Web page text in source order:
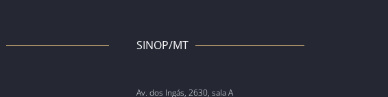
SINOP/MT
Av. dos Ingás, 2630, sala A